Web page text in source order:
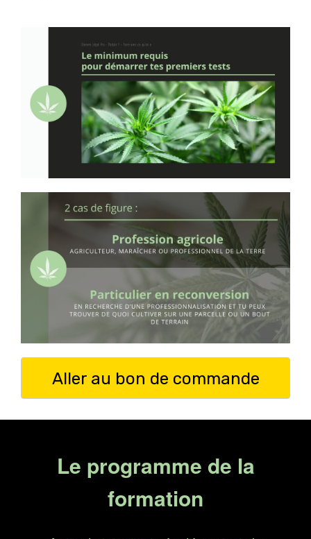
Aller au bon de commande
Le programme de la
formation